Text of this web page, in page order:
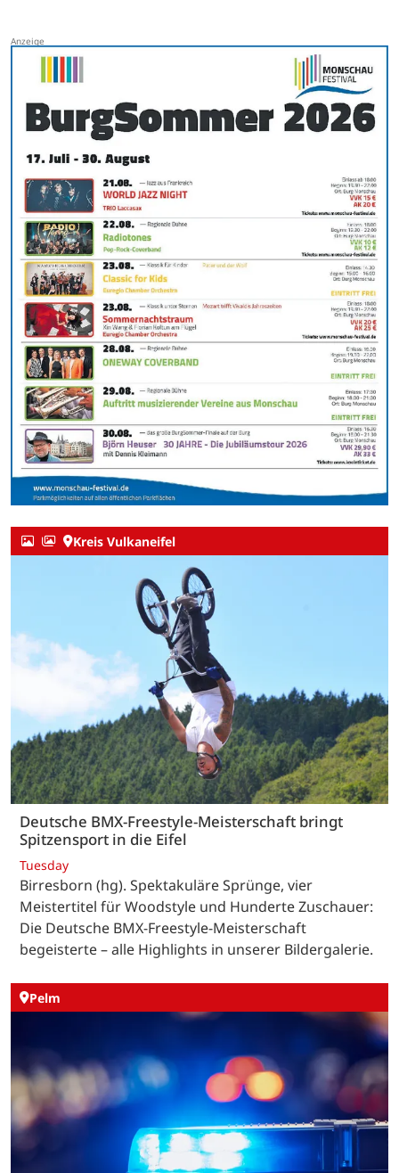
Kreis Vulkaneifel
Deutsche BMX-Freestyle-Meisterschaft bringt
Spitzensport in die Eifel
Tuesday
Birresborn (hg). Spektakuläre Sprünge, vier
Meistertitel für Woodstyle und Hunderte Zuschauer:
Die Deutsche BMX-Freestyle-Meisterschaft
begeisterte – alle Highlights in unserer Bildergalerie.
Pelm